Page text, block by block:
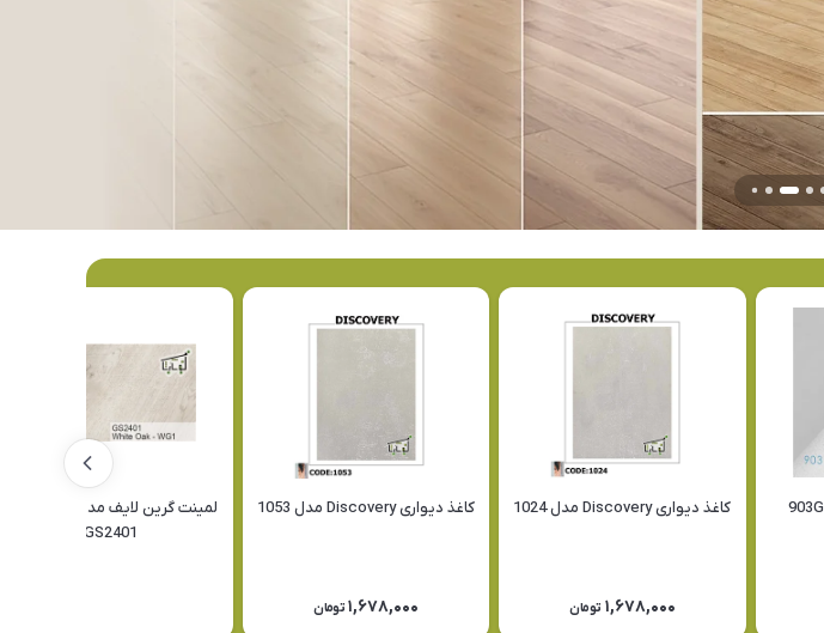
کاغذ دیواری Discovery مدل 1024
1,678,000 تومان
کاغذ دیواری Discovery مدل 1053
1,678,000 تومان
لمینت گرین لایف مدل سلکت لاین
GS2401